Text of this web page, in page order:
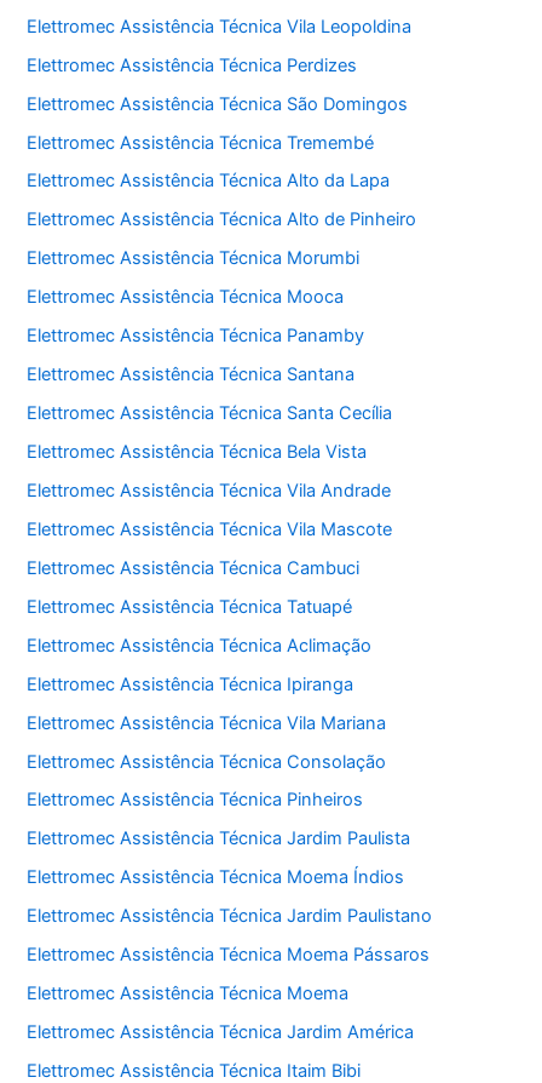
Elettromec Assistência Técnica Vila Leopoldina
Elettromec Assistência Técnica Perdizes
Elettromec Assistência Técnica São Domingos
Elettromec Assistência Técnica Tremembé
Elettromec Assistência Técnica Alto da Lapa
Elettromec Assistência Técnica Alto de Pinheiro
Elettromec Assistência Técnica Morumbi
Elettromec Assistência Técnica Mooca
Elettromec Assistência Técnica Panamby
Elettromec Assistência Técnica Santana
Elettromec Assistência Técnica Santa Cecília
Elettromec Assistência Técnica Bela Vista
Elettromec Assistência Técnica Vila Andrade
Elettromec Assistência Técnica Vila Mascote
Elettromec Assistência Técnica Cambuci
Elettromec Assistência Técnica Tatuapé
Elettromec Assistência Técnica Aclimação
Elettromec Assistência Técnica Ipiranga
Elettromec Assistência Técnica Vila Mariana
Elettromec Assistência Técnica Consolação
Elettromec Assistência Técnica Pinheiros
Elettromec Assistência Técnica Jardim Paulista
Elettromec Assistência Técnica Moema Índios
Elettromec Assistência Técnica Jardim Paulistano
Elettromec Assistência Técnica Moema Pássaros
Elettromec Assistência Técnica Moema
Elettromec Assistência Técnica Jardim América
Elettromec Assistência Técnica Itaim Bibi